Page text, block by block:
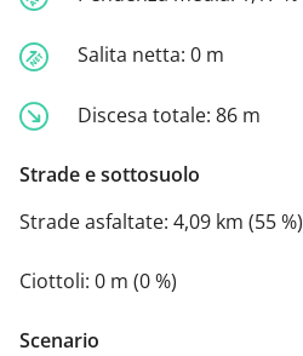
Salita netta: 0 m
Discesa totale: 86 m
Strade e sottosuolo
Strade asfaltate: 4,09 km (55 %)
Ciottoli: 0 m (0 %)
Scenario